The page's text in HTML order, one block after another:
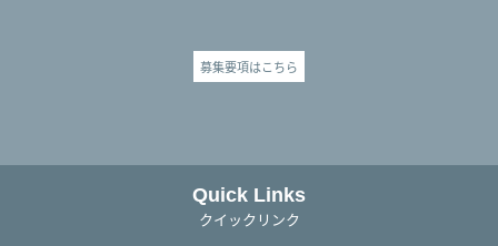
募集要項はこちら
Quick Links
クイックリンク